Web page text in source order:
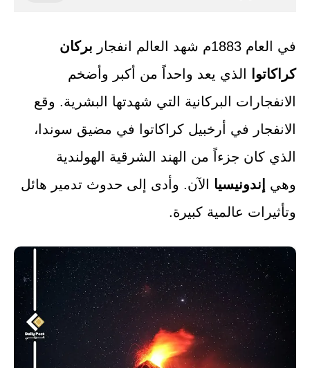
في العام 1883م شهد العالم انفجار
بركان
كراكاتوا
الذي يعد واحداً من أكبر وأضخم
الانفجارات البركانية التي شهدتها البشرية. وقع
الانفجار في أرخبيل كراكاتوا في مضيق سوندا،
الذي كان جزءاً من الهند الشرقية الهولندية
وهي
إندونيسيا الآن. وأدى إلى حدوث تدمير هائل
وتأثيرات عالمية كبيرة.